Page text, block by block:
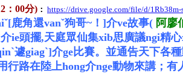
：00分)： https://drive.google.com/file/d/
鹿角還vanˇ狗哥~！]介ve故事( 阿廖
ie頭擺,天庭眾仙集xib思廣議ngi精
遽giagˋ]介ge比賽。並通告天下各
行路在陸上hong介nge動物來講；